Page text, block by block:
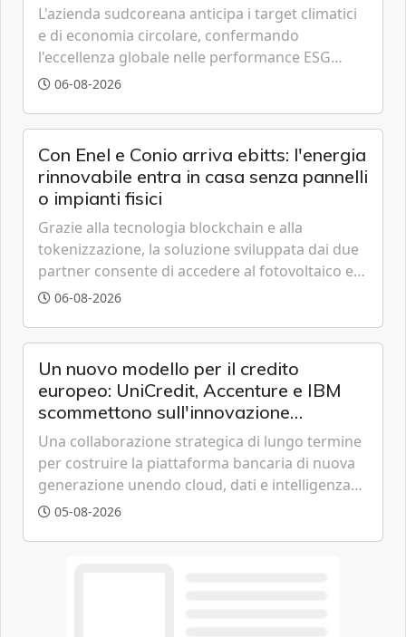
L'azienda sudcoreana anticipa i target climatici
e di economia circolare, confermando
l'eccellenza globale nelle performance ESG
grazie a innovazione, accessibilità e governance
06-08-2026
Con Enel e Conio arriva ebitts: l'energia
rinnovabile entra in casa senza pannelli
o impianti fisici
Grazie alla tecnologia blockchain e alla
tokenizzazione, la soluzione sviluppata dai due
partner consente di accedere al fotovoltaico e
all'eolico ottenendo risparmi diretti in bolletta,
06-08-2026
Un nuovo modello per il credito
europeo: UniCredit, Accenture e IBM
scommettono sull'innovazione
tecnologica
Una collaborazione strategica di lungo termine
per costruire la piattaforma bancaria di nuova
generazione unendo cloud, dati e intelligenza
artificiale.
05-08-2026